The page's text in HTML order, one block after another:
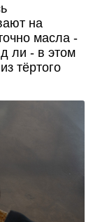
на
масла -
ли - в этом
тёртого